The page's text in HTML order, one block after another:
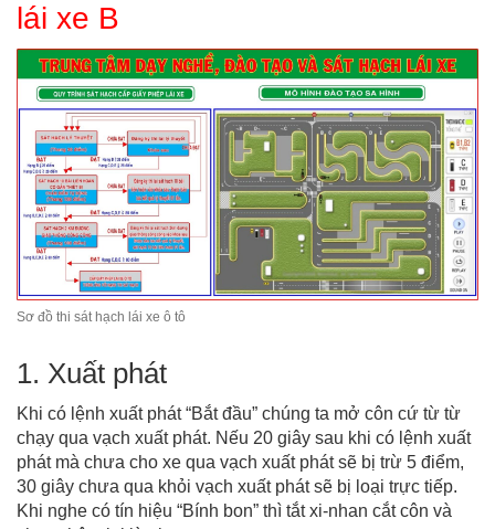
lái xe B
Sơ đồ thi sát hạch lái xe ô tô
1. Xuất phát
Khi có lệnh xuất phát “Bắt đầu” chúng ta mở côn cứ từ từ
chạy qua vạch xuất phát. Nếu 20 giây sau khi có lệnh xuất
phát mà chưa cho xe qua vạch xuất phát sẽ bị trừ 5 điểm,
30 giây chưa qua khỏi vạch xuất phát sẽ bị loại trực tiếp.
Khi nghe có tín hiệu “Bính bon” thì tắt xi-nhan cắt côn và